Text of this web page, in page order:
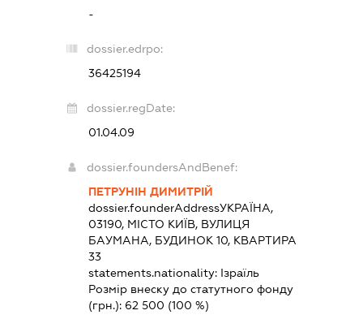
-
dossier.edrpo:
36425194
dossier.regDate:
01.04.09
dossier.foundersAndBenef:
ПЕТРУНІН ДИМИТРІЙ
dossier.founderAddressУКРАЇНА,
03190, МІСТО КИЇВ, ВУЛИЦЯ
БАУМАНА, БУДИНОК 10, КВАРТИРА
33
statements.nationality: Ізраїль
Розмір внеску до статутного фонду
(грн.): 62 500 (100 %)